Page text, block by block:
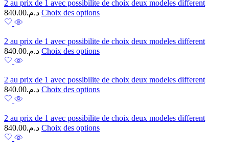
2 au prix de 1 avec possibilite de choix deux modeles different
د.م.840.00 Choix des options
2 au prix de 1 avec possibilite de choix deux modeles different
د.م.840.00 Choix des options
2 au prix de 1 avec possibilite de choix deux modeles different
د.م.840.00 Choix des options
2 au prix de 1 avec possibilite de choix deux modeles different
د.م.840.00 Choix des options